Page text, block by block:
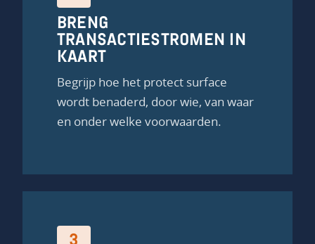
BRENG
TRANSACTIESTROMEN IN
KAART
Begrijp hoe het protect surface
wordt benaderd, door wie, van waar
en onder welke voorwaarden.